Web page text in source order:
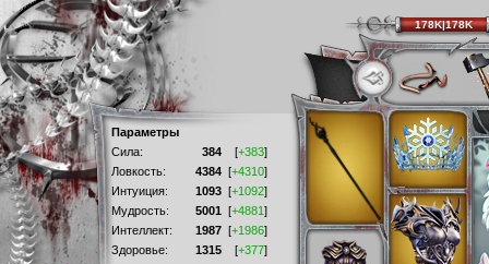
Параметры
Сила:
384 [+383]
Ловкость:
4384 [+4310]
Интуиция:
1093 [+1092]
Мудрость:
5001 [+4881]
Интеллект:
1987 [+1986]
Здоровье:
1315 [+377]
178K|178K